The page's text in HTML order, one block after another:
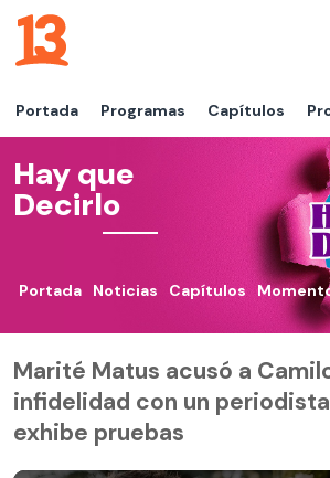
Portada Programas Capítulos
Hay que
Decirlo
Portada Noticias Capítulos
Marité Matus acusó a
infidelidad con un
exhibe pruebas